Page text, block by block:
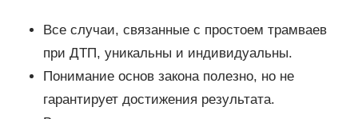
Все случаи, связанные с простоем трамваев
при ДТП, уникальны и индивидуальны.
Понимание основ закона полезно, но не
гарантирует достижения результата.